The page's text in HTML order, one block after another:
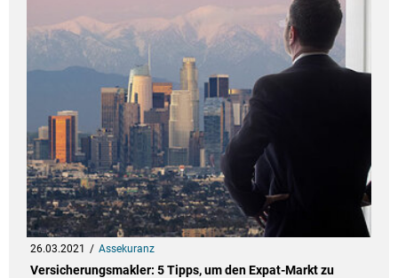
26.03.2021 Assekuranz
Versicherungsmakler: 5 Tipps, um den Expat-Markt zu